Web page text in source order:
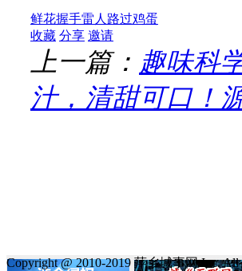
鲜花握手雷人 路过鸡蛋
收藏 分享 邀请
上一篇： 趣味科
汁，清甜可口！
Copyright @ 2010-2019 萍乡城事网 Inc. All